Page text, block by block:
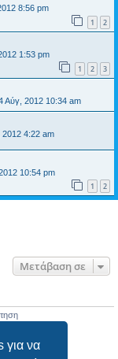
για να
8:56 pm
1 2
1:53 pm
1 2 3
Αύγ, 2012 10:34 am
4:22 am
10:54 pm
1 2
Μετάβαση σε
Δ. Συζήτηση